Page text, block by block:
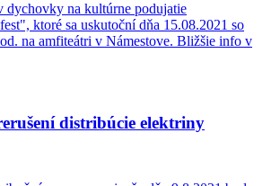
dychovky na kultúrne podujatie
ktoré sa uskutoční dňa 15.08.2021 so
na amfiteátri v Námestove. Bližšie info v
distribúcie elektriny